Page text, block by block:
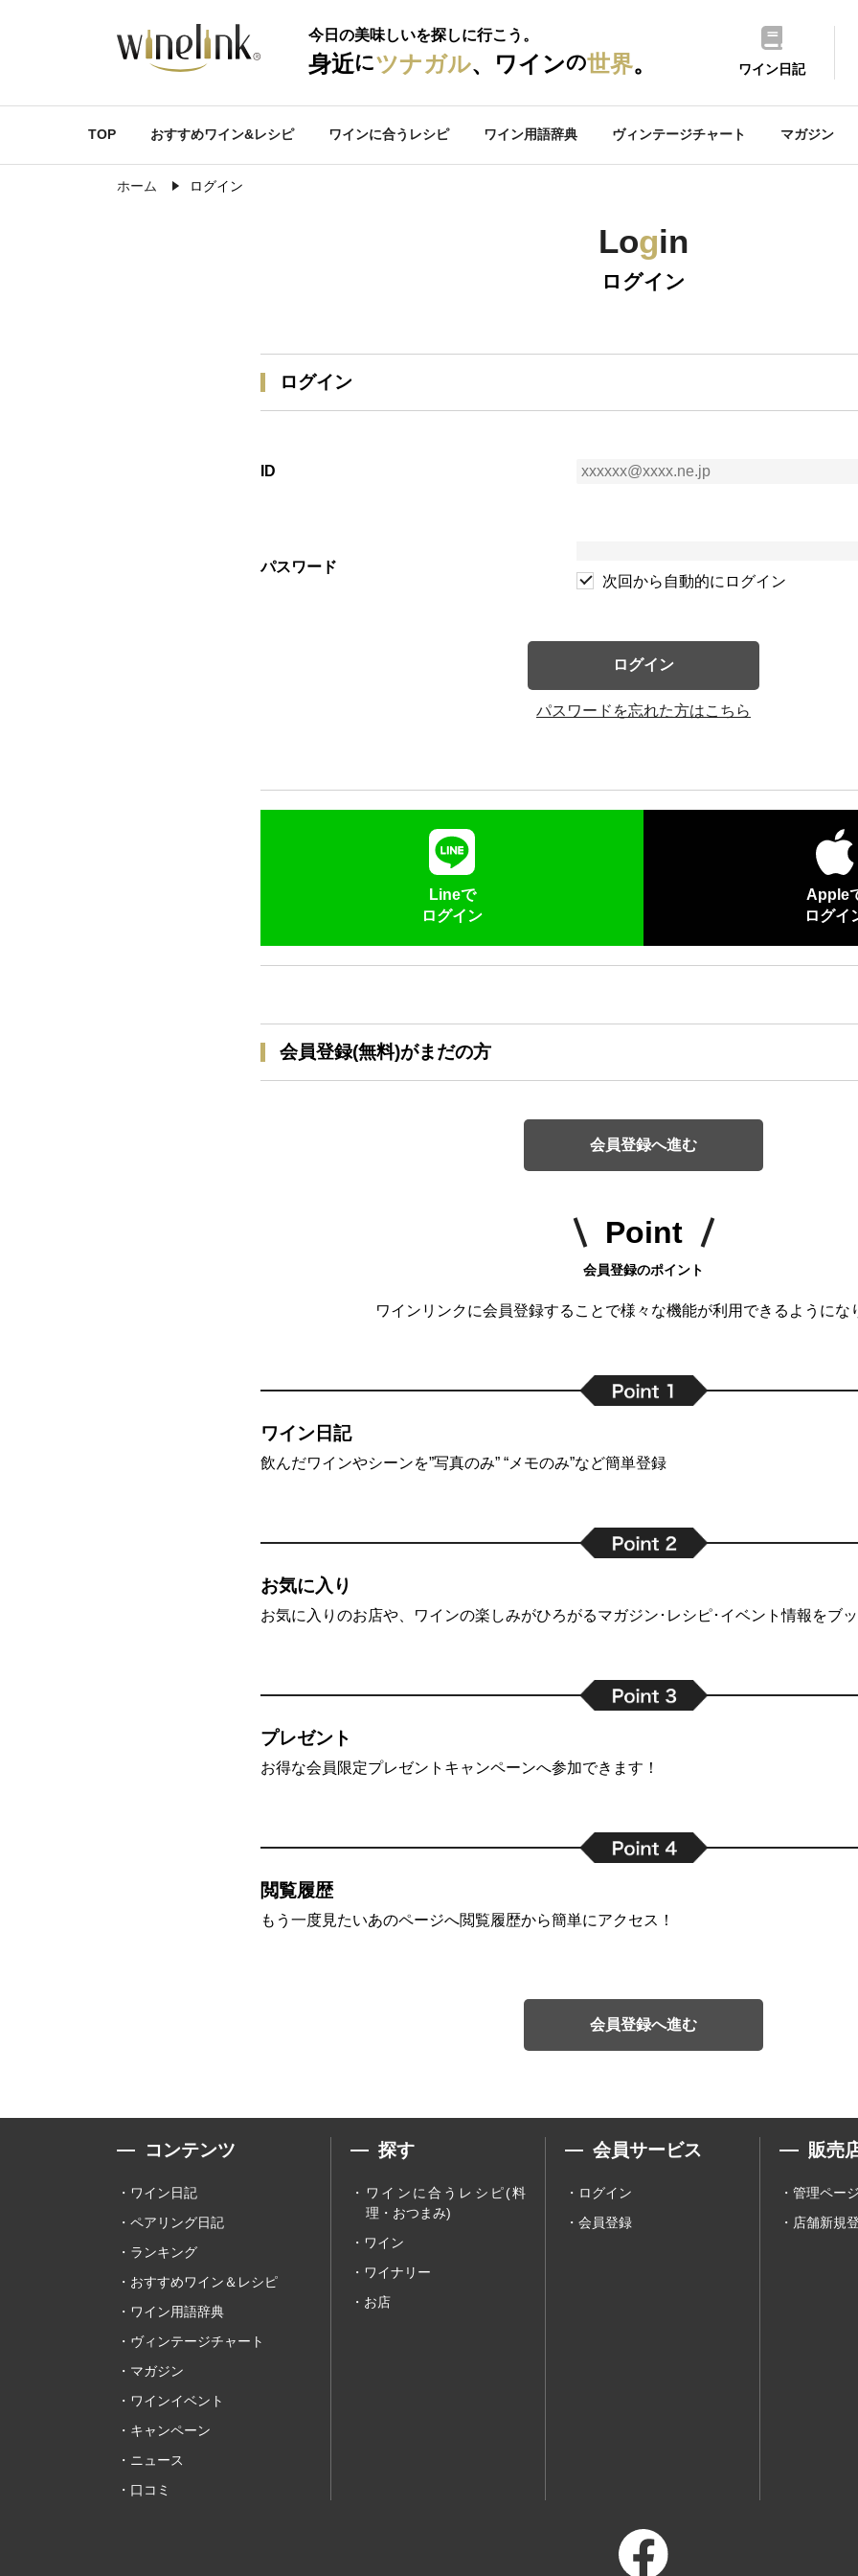
今日の美味しいを探しに行こう。
身近にツナガル、ワインの世界。 ワイン日記
TOP おすすめワイン&レシピ ワインに合うレシピ ワイン用語辞典 ヴィンテージチャート マガジン
ホーム ログイン
Login
ログイン
ログイン
ID
パスワード
次回から自動的にログイン
ログイン
パスワードを忘れた方はこちら
Lineで
ログイン
Apple
ログイ
会員登録(無料)がまだの方
会員登録へ進む
Point
会員登録のポイント
ワインリンクに会員登録することで様々な機能が利用できるようにな
ワイン日記
飲んだワインやシーンを”写真のみ” “メモのみ”など簡単登録
お気に入り
お気に入りのお店や、ワインの楽しみがひろがるマガジン･レシピ･イベント情報をブ
プレゼント
お得な会員限定プレゼントキャンペーンへ参加できます！
閲覧履歴
もう一度見たいあのページへ閲覧履歴から簡単にアクセス！
会員登録へ進む
コンテンツ
ワイン日記
ペアリング日記
ランキング
おすすめワイン＆レシピ
ワイン用語辞典
ヴィンテージチャート
マガジン
ワインイベント
キャンペーン
ニュース
口コミ
探す
ワインに合うレシピ(料
理・おつまみ)
ワイン
ワイナリー
お店
会員サービス
ログイン
会員登録
販売
管理ペー
店舗新規